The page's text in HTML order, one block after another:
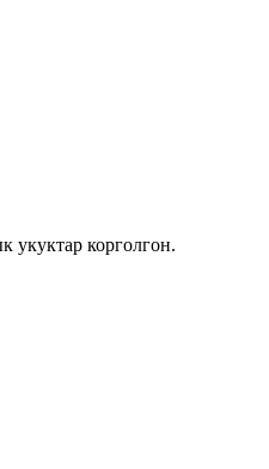
корголгон.